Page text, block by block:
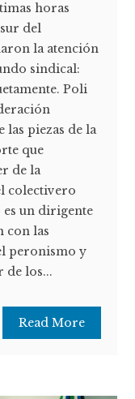
horas
del
la atención
sindical:
Poli
las piezas de la
que
de la
colectivero
un dirigente
con las
peronismo y
de los...
Read More